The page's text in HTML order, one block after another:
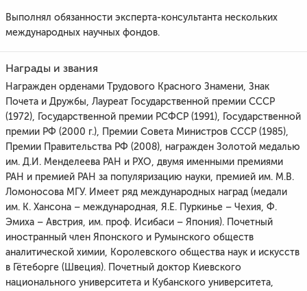
Выполнял обязанности эксперта-консультанта нескольких
международных научных фондов.
Награды и звания
Награжден орденами Трудового Красного Знамени, Знак
Почета и Дружбы, Лауреат Государственной премии СССР
(1972), Государственной премии РСФСР (1991), Государственной
премии РФ (2000 г.), Премии Совета Министров СССР (1985),
Премии Правительства РФ (2008), награжден Золотой медалью
им. Д.И. Менделеева РАН и РХО, двумя именными премиями
РАН и премией РАН за популяризацию науки, премией им. М.В.
Ломоносова МГУ. Имеет ряд международных наград (медали
им. К. Хансона – международная, Я.Е. Пуркинье – Чехия, Ф.
Эмиха – Австрия, им. проф. Исибаси – Япония). Почетный
иностранный член Японского и Румынского обществ
аналитической химии, Королевского общества наук и искусств
в Гётеборге (Швеция). Почетный доктор Киевского
национального университета и Кубанского университета,